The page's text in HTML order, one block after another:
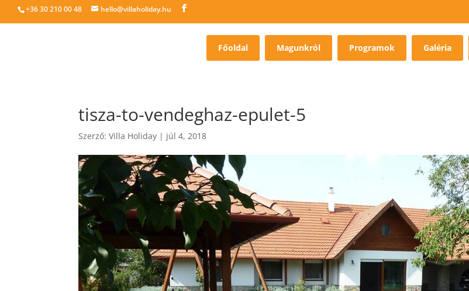
+36 30 210 00 48 hello@villaholiday.hu
Főoldal Magunkról Programok Galéria
tisza-to-vendeghaz-epulet-5
Szerző:Villa Holiday | júl 4, 2018